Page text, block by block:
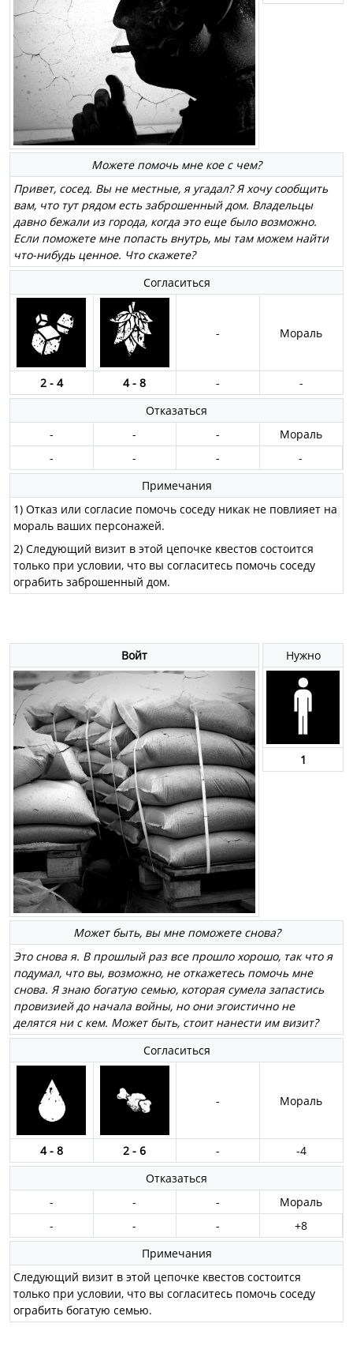
Можете помочь мне кое с чем?
Привет, сосед. Вы не местные, я угадал? Я хочу сообщить
вам, что тут рядом есть заброшенный дом. Владельцы
давно бежали из города, когда это еще было возможно.
Если поможете мне попасть внутрь, мы там можем найти
что-нибудь ценное. Что скажете?
Согласиться
- Мораль
2 - 4 4 - 8 -
-
Отказаться
-
- -
Мораль
-
- -
-
Примечания
1) Отказ или согласие помочь соседу никак не повлияет на
мораль ваших персонажей.
2) Следующий визит в этой цепочке квестов состоится
только при условии, что вы согласитесь помочь соседу
ограбить заброшенный дом.
Войт
Может быть, вы мне поможете снова?
Это снова я. В прошлый раз все прошло хорошо, так что я
подумал, что вы, возможно, не откажетесь помочь мне
снова. Я знаю богатую семью, которая сумела запастись
провизией до начала войны, но они эгоистично не
делятся ни с кем. Может быть, стоит нанести им визит?
Нужно
1
Согласиться
- Мораль
4 - 8 2 - 6 -
-4
Отказаться
-
- -
Мораль
-
- -
+8
Примечания
Следующий визит в этой цепочке квестов состоится
только при условии, что вы согласитесь помочь соседу
ограбить богатую семью.